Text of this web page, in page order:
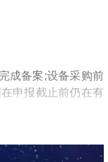
成备案;设备采购前
申报截止前仍在有